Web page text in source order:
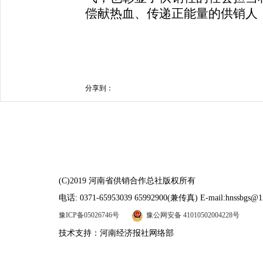
偿献热血、传递正能量的供销人
分享到：
(C)2019 河南省供销合作总社版权所有
电话: 0371-65953039 65992900(兼传真) E-
豫ICP备05026746号 豫公网安备 41010502004228号
技术支持：河南经济报社网络部